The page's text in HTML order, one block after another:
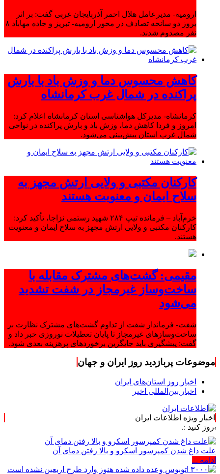
ارومیه- مدیرعامل هلال احمر آذربایجان غربی گفت: بر اثر
بروز دو سانحه تصادف در محور ارومیه- تبریز و جاده مهاباد ۸
نفر مصدوم شدند.
کاهش محسوس دما و وزش باد با بارش
پراکنده در شمال غرب کرمانشاه
کرمانشاه- مدیرکل هواشناسی استان کرمانشاه اعلام کرد:
امروز و فردا کاهش دما، وزش باد و بارش پراکنده در نواحی
شمال غرب استان پیش‌بینی می‌شود.
کارکنان مکتبی و ولایی ارتش مجهز به
سلاح ایمان و معنویت هستند
خرم‌آباد – فرمانده تیپ ۲۸۴ شهید رستمی نزاجا، تأکید کرد:
کارکنان مکتبی و ولایی ارتش مجهز به سلاح ایمان و معنویت
هستند.
مقیمی: گشت‌های مشترک مقابله با
ساخت‌وساز غیرمجاز در شفت تشدید
می‌شود
شفت- فرماندار شفت از تداوم گشت‌های مشترک نظارت بر
ساخت‌وسازهای غیرمجاز تا پایان تعطیلات نوروزی خبر داد و
گفت: پیشگیری باید جایگزین برخوردهای پرهزینه بعدی شود.
موضوعات پربازدید روز ایران و جهان
اخبار روز استان‌های ایران
اخبار بین‌المللی اخیر
اخبار ویژه اطلاعات ایران
علت داغ شدن کمپرسور اسکرو و بالا رفتن دمای آن
ادامه ...